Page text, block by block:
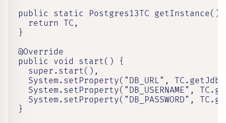
public static Postgres13TC getInstance()
    return TC,
  }
  @Override
  public void start() {
    super.start(),
System.setProperty("DB_URL",
System.setProperty("DB_USERNAME",
System.setProperty("DB_PASSWORD",
  }